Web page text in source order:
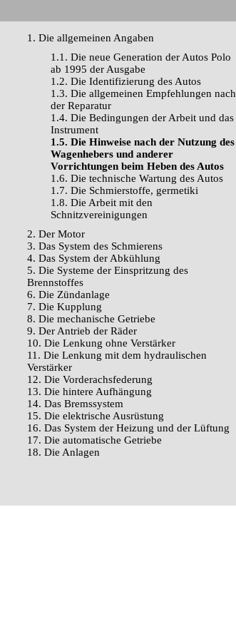
1. Die allgemeinen Angaben
1.1. Die neue Generation der Autos Polo
ab 1995 der Ausgabe
1.2. Die Identifizierung des Autos
1.3. Die allgemeinen Empfehlungen nach
der Reparatur
1.4. Die Bedingungen der Arbeit und das
Instrument
1.5. Die Hinweise nach der Nutzung des
Wagenhebers und anderer
Vorrichtungen beim Heben des Autos
1.6. Die technische Wartung des Autos
1.7. Die Schmierstoffe, germetiki
1.8. Die Arbeit mit den
Schnitzvereinigungen
2. Der Motor
3. Das System des Schmierens
4. Das System der Abkühlung
5. Die Systeme der Einspritzung des
Brennstoffes
6. Die Zündanlage
7. Die Kupplung
8. Die mechanische Getriebe
9. Der Antrieb der Räder
10. Die Lenkung ohne Verstärker
11. Die Lenkung mit dem hydraulischen
Verstärker
12. Die Vorderachsfederung
13. Die hintere Aufhängung
14. Das Bremssystem
15. Die elektrische Ausrüstung
16. Das System der Heizung und der Lüftung
17. Die automatische Getriebe
18. Die Anlagen